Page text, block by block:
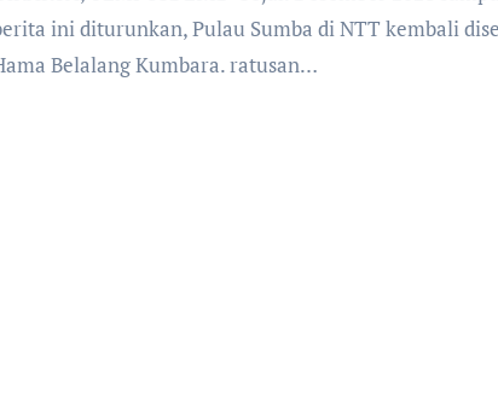
ini diturunkan, Pulau Sumba di NTT kembali
Belalang Kumbara. ratusan…